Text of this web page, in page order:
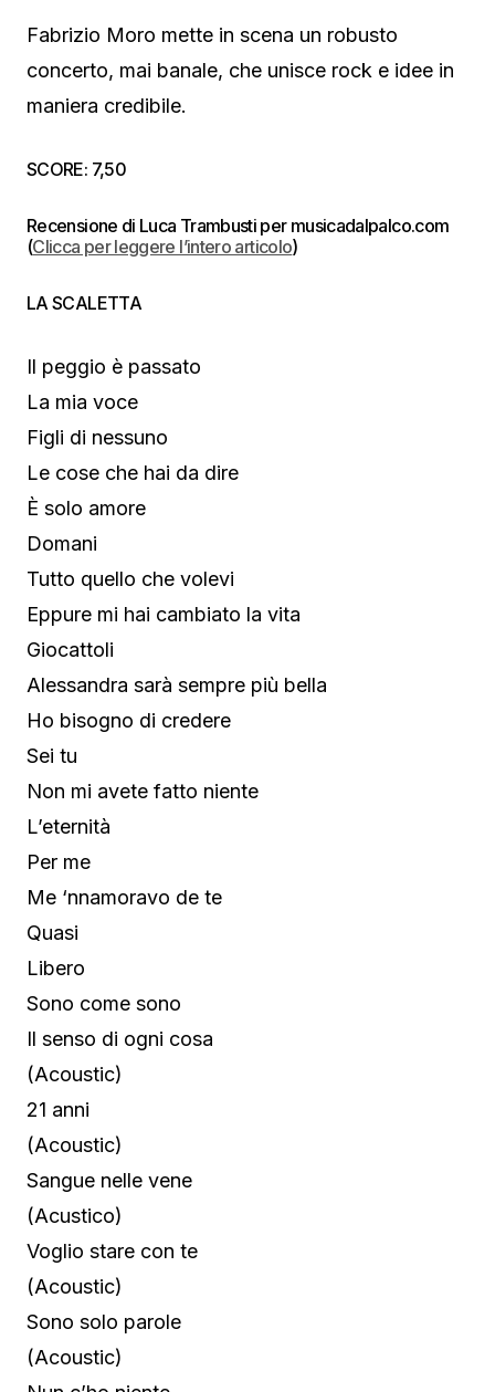
Fabrizio Moro mette in scena un robusto
concerto, mai banale, che unisce rock e idee in
maniera credibile.
SCORE: 7,50
Recensione di Luca Trambusti per musicadalpalco.com
(Clicca per leggere l’intero articolo)
LA SCALETTA
Il peggio è passato
La mia voce
Figli di nessuno
Le cose che hai da dire
È solo amore
Domani
Tutto quello che volevi
Eppure mi hai cambiato la vita
Giocattoli
Alessandra sarà sempre più bella
Ho bisogno di credere
Sei tu
Non mi avete fatto niente
L’eternità
Per me
Me ‘nnamoravo de te
Quasi
Libero
Sono come sono
Il senso di ogni cosa
(Acoustic)
21 anni
(Acoustic)
Sangue nelle vene
(Acustico)
Voglio stare con te
(Acoustic)
Sono solo parole
(Acoustic)